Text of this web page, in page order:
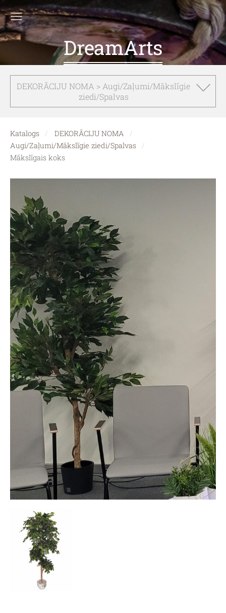
DreamArts
DEKORĀCIJU NOMA > Augi/Zaļumi/Mākslīgie
ziedi/Spalvas
Katalogs
DEKORĀCIJU NOMA
Augi/Zaļumi/Mākslīgie ziedi/Spalvas
Mākslīgais koks